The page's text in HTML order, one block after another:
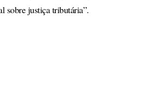
sobre justiça tributária”.